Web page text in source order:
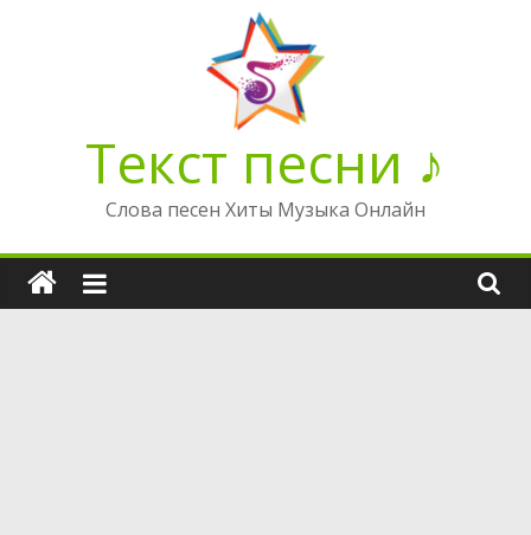
Текст песни ♪
Слова песен Хиты Музыка Онлайн